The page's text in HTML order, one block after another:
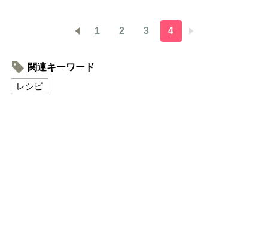
1 2 3 4
関連キーワード
レシピ